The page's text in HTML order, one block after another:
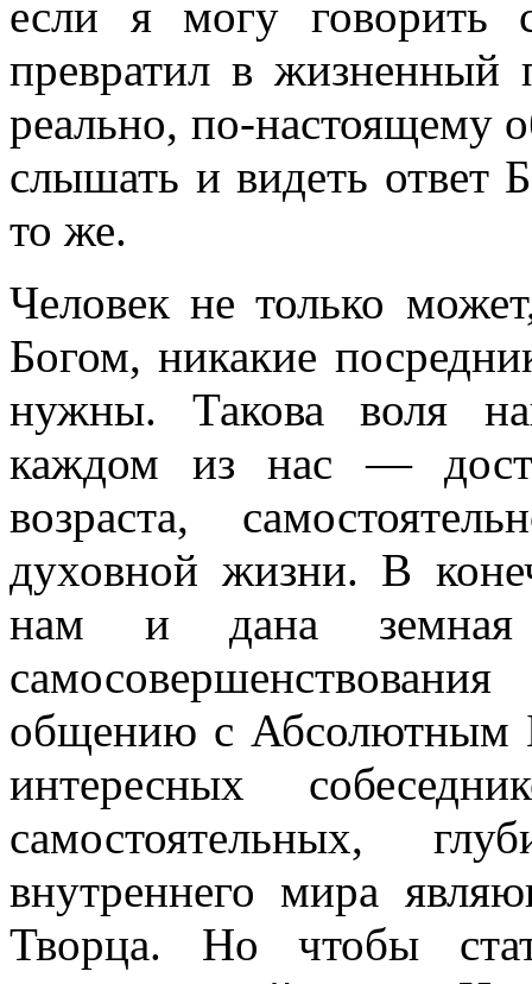
если я могу говорить
превратил в
реально, по-настоящему
слышать и видеть ответ
то же.
Человек не только
Богом, никакие
нужны. Такова воля
каждом из нас —
возраста,
духовной жизни. В
нам и дана
общению с Абсолютным
интересных
самостоятельных,
внутреннего мира
Творца. Но чтобы